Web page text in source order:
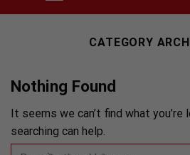
CATEGORY
Nothing Found
It seems we can’t find what
searching can help.